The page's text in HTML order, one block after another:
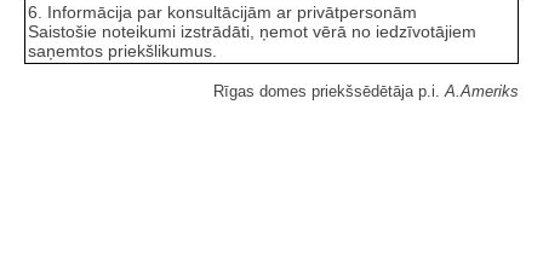
6. Informācija par konsultācijām ar privātpersonām
Saistošie noteikumi izstrādāti, ņemot vērā no iedzīvotājiem
saņemtos priekšlikumus.
Rīgas domes priekšsēdētāja p.i. A.Ameriks